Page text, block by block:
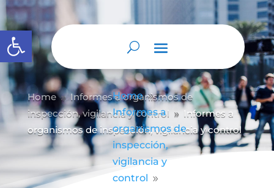
Abrir barra de herramientas
Home 9
Informes a
organismos de
inspección,
vigilancia y
control 9
Home 9 Informes a organismos de
inspección, vigilancia y control 9
Informes a
organismos de inspección, vigilancia y control